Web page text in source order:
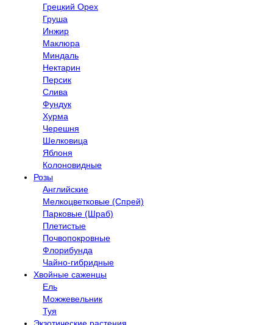
Грецкий Орех
Груша
Инжир
Маклюра
Миндаль
Нектарин
Персик
Слива
Фундук
Хурма
Черешня
Шелковица
Яблоня
Колоновидные
Розы
Английские
Мелкоцветковые (Спрей)
Парковые (Шраб)
Плетистые
Почвопокровные
Флорибунда
Чайно-гибридные
Хвойные саженцы
Ель
Можжевельник
Туя